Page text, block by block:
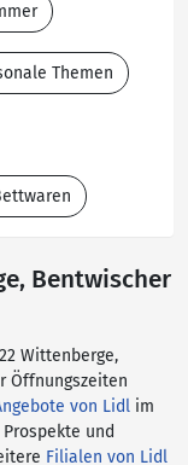
Themen
Bentwischer
Wittenberge,
Öffnungszeiten
von Lidl im
und
Filialen von Lidl